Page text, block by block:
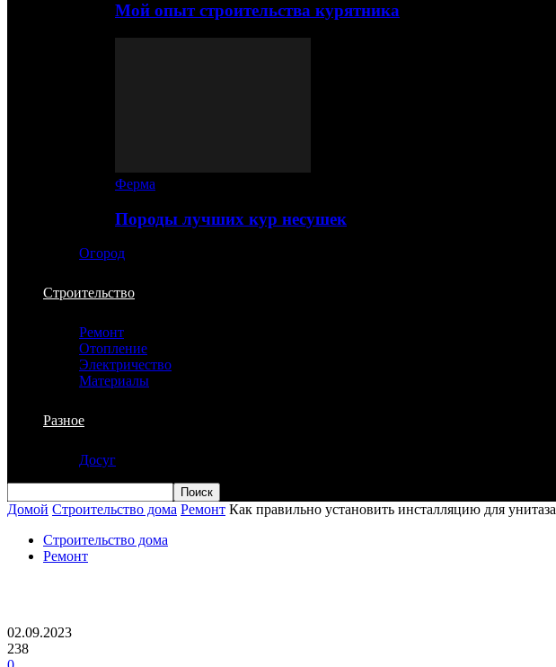
Мой опыт строительства курятника
Ферма
Породы лучших кур несушек
Огород
Строительство
Ремонт
Отопление
Электричество
Материалы
Разное
Досуг
Домой Строительство дома Ремонт Как правильно установить инсталляцию для унитаза
Строительство дома
Ремонт
02.09.2023
238